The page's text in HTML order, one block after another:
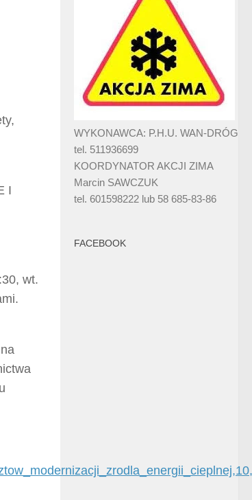
I
wt.
WYKONAWCA: P.H.U. WAN-DRÓG
tel. 511936699
KOORDYNATOR AKCJI ZIMA
Marcin SAWCZUK
tel. 601598222 lub 58 685-83-86
FACEBOOK